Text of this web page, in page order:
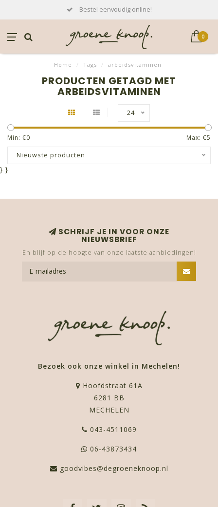
Bestel eenvoudig online!
0
Home / Tags / arbeidsvitaminen
PRODUCTEN GETAGD MET
ARBEIDSVITAMINEN
24
Min: €0 Max: €5
Nieuwste producten
} }
SCHRIJF JE IN VOOR ONZE
NIEUWSBRIEF
En blijf op de hoogte van onze laatste aanbiedingen!
Bezoek ook onze winkel in Mechelen!
Hoofdstraat 61A
6281 BB
MECHELEN
043-4511069
06-43873434
goodvibes@degroeneknoop.nl